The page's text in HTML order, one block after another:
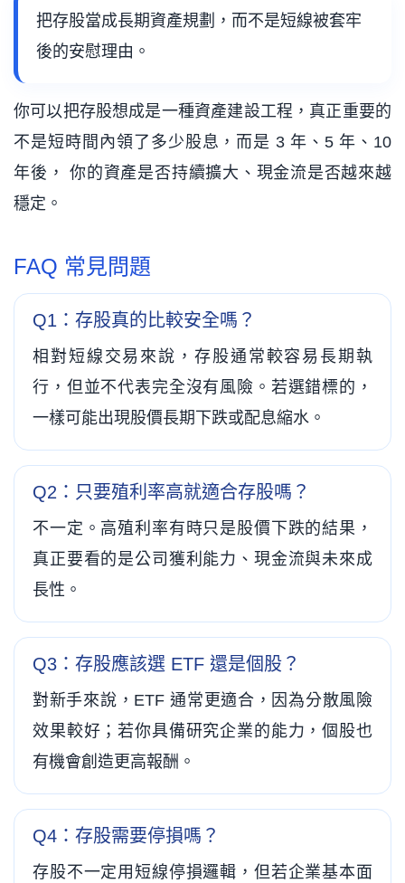
把存股當成長期資產規劃，而不是短線被套牢
後的安慰理由。
你可以把存股想成是一種資產建設工程，真正重要的
不是短時間內領了多少股息，而是 3 年、5 年、10
年後， 你的資產是否持續擴大、現金流是否越來越
穩定。
FAQ 常見問題
Q1：存股真的比較安全嗎？
相對短線交易來說，存股通常較容易長期執
行，但並不代表完全沒有風險。若選錯標的，
一樣可能出現股價長期下跌或配息縮水。
Q2：只要殖利率高就適合存股嗎？
不一定。高殖利率有時只是股價下跌的結果，
真正要看的是公司獲利能力、現金流與未來成
長性。
Q3：存股應該選 ETF 還是個股？
對新手來說，ETF 通常更適合，因為分散風險
效果較好；若你具備研究企業的能力，個股也
有機會創造更高報酬。
Q4：存股需要停損嗎？
存股不一定用短線停損邏輯，但若企業基本面